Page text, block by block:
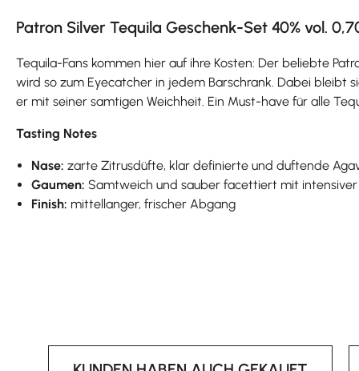
Patron Silver Tequila Geschenk-Set 40% vol.
Tequila-Fans kommen hier auf ihre Kosten: Der beliebte
wird so zum Eyecatcher in jedem Barschrank. Dabei bleibt
er mit seiner samtigen Weichheit. Ein Must-have für alle
Tasting Notes
Nase:zarte Zitrusdüfte, klar definierte und duftende
Gaumen: Samtweich und sauber facettiert mit
Finish: mittellanger, frischer Abgang